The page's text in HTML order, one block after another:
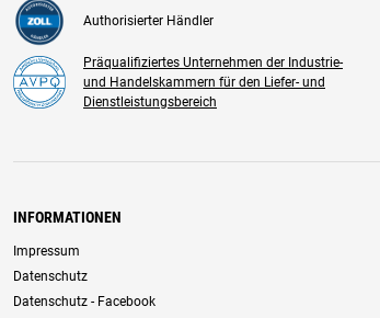
Authorisierter Händler
Präqualifiziertes Unternehmen der Industrie-
und Handelskammern für den Liefer- und
Dienstleistungsbereich
INFORMATIONEN
Impressum
Datenschutz
Datenschutz - Facebook